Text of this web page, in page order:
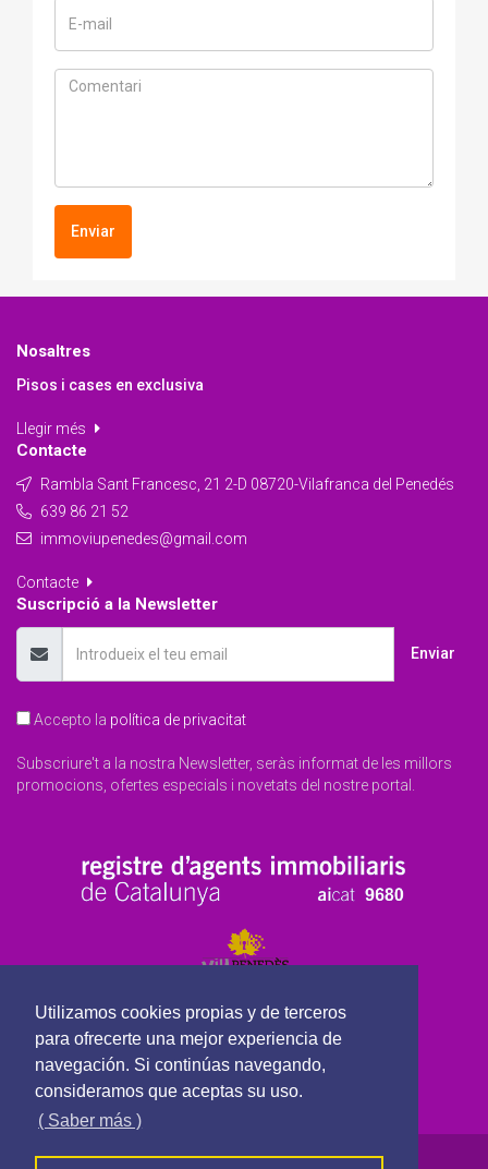
Utilizamos cookies propias y de terceros
para ofrecerte una mejor experiencia de
navegación. Si continúas navegando,
consideramos que aceptas su uso.
( Saber más )
Enviar
Nosaltres
Pisos i cases en exclusiva
Llegir més
Contacte
Rambla Sant Francesc, 21 2-D 08720-Vilafranca del Penedés
639 86 21 52
immoviupenedes@gmail.com
Contacte
Suscripció a la Newsletter
Enviar
Accepto la política de privacitat
Subscriure't a la nostra Newsletter, seràs informat de les millors
promocions, ofertes especials i novetats del nostre portal.